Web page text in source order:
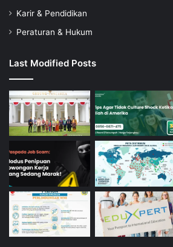
Karir & Pendidikan
Peraturan & Hukum
Last Modified Posts